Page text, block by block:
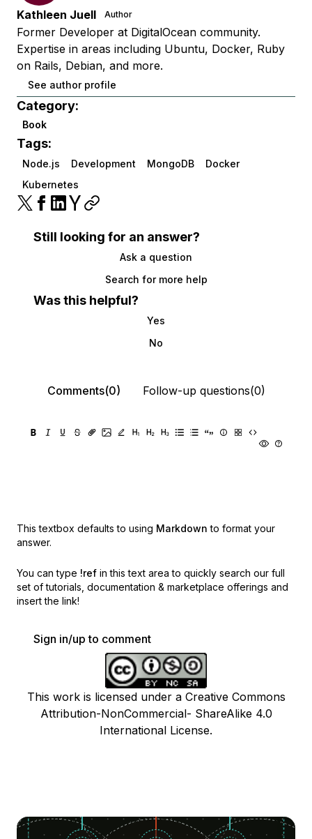
Kathleen Juell Author
Former Developer at DigitalOcean community.
Expertise in areas including Ubuntu, Docker, Ruby
on Rails, Debian, and more.
See author profile
Category:
Book
Tags:
Node.js Development MongoDB
Docker
Kubernetes
Still looking for an answer?
Ask a question
Search for more help
Was this helpful?
Yes
No
Comments(0) Follow-up questions(0)
This textbox defaults to using Markdown to format your
answer.
You can type !ref in this text area to quickly search our full
set of tutorials, documentation & marketplace offerings and
insert the link!
Sign in/up to comment
This work is licensed under a Creative Commons
Attribution-NonCommercial- ShareAlike 4.0
International License.